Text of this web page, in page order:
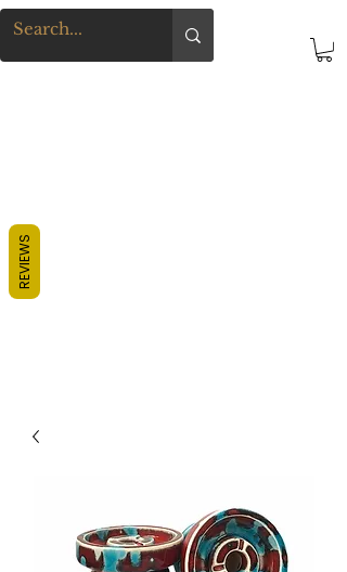
REVIEWS